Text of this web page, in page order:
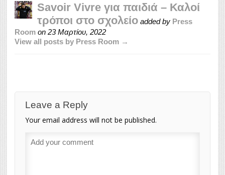
Savoir Vivre για παιδιά – Καλοί
τρόποι στο σχολείο added by Press
Room on 23 Μαρτίου, 2022
View all posts by Press Room →
Leave a Reply
Your email address will not be published.